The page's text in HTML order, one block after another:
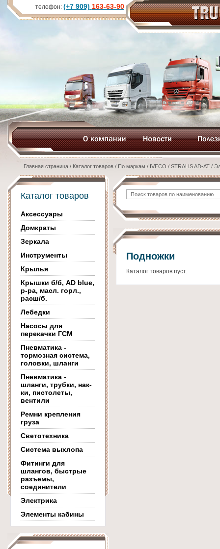
Главная страница / Каталог товаров / По маркам / IVECO / STRALIS AD-AT /
Каталог товаров
Аксессуары
Домкраты
Зеркала
Инструменты
Крылья
Крышки б/б, AD blue,
р-ра, масл. горл.,
расш/б.
Лебедки
Насосы для
перекачки ГСМ
Пневматика -
тормозная система,
головки, шланги
Пневматика -
шланги, трубки, нак-
ки, пистолеты,
вентили
Ремни крепления
груза
Светотехника
Система выхлопа
Фитинги для
шлангов, быстрые
разъемы,
соединители
Электрика
Элементы кабины
Подножки
Каталог товаров пуст.
телефон: (+7 909) 163-63-90